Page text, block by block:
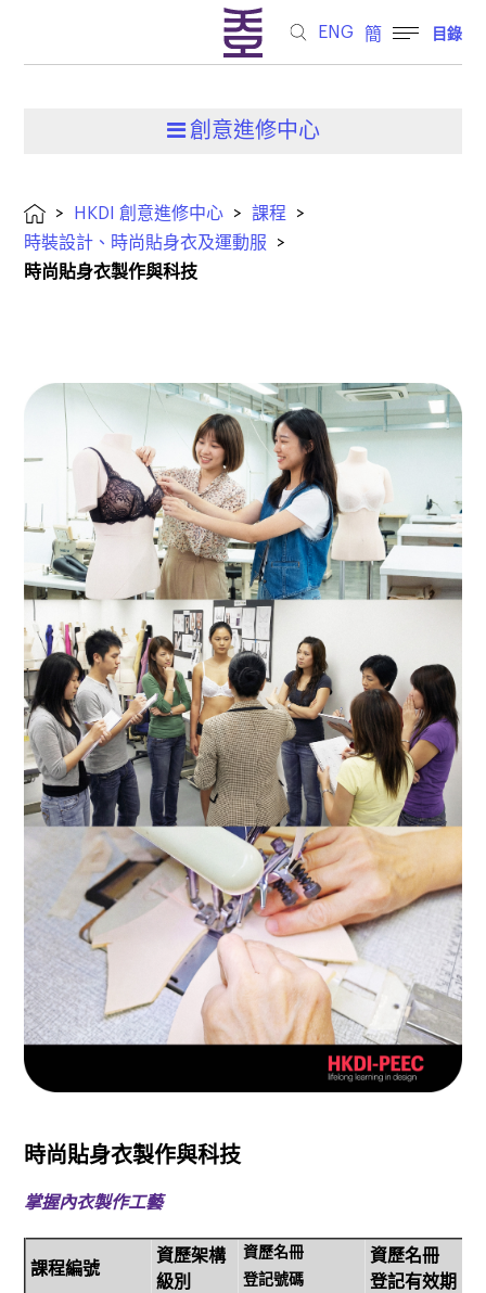
ENG 簡 目錄
創意進修中心
> HKDI 創意進修中心 > 課程
>
時裝設計、時尚貼身衣及運動服
>
時尚貼身衣製作與科技
時尚貼身衣製作與科技
掌握內衣製作工藝
課程編號
資歷架構
級別
資歷名冊
登記號碼
資歷名冊
登記有效期